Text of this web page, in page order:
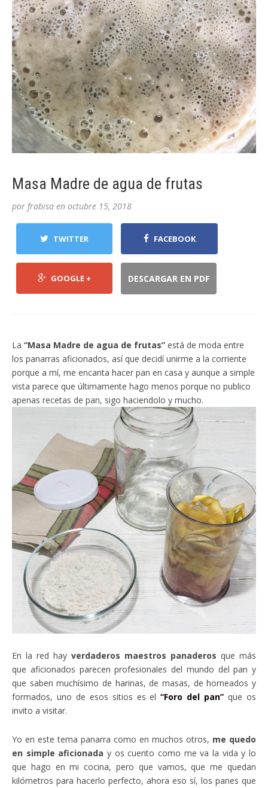
Masa Madre de agua de frutas
por frabisa en octubre 15, 2018
TWITTER FACEBOOK
GOOGLE + DESCARGAR EN PDF
La “Masa Madre de agua de frutas” está de moda entre
los panarras aficionados, así que decidí unirme a la corriente
porque a mí, me encanta hacer pan en casa y aunque a simple
vista parece que últimamente hago menos porque no publico
apenas recetas de pan, sigo haciendolo y mucho.
En la red hay verdaderos maestros panaderos que más
que aficionados parecen profesionales del mundo del pan y
que saben muchísimo de harinas, de masas, de horneados y
formados, uno de esos sitios es el“Foro del pan” que os
invito a visitar.
Yo en este tema panarra como en muchos otros, me quedo
en simple aficionada y os cuento como me va la vida y lo
que hago en mi cocina, pero que vamos, que me quedan
kilómetros para hacerlo perfecto, ahora eso sí, los panes que